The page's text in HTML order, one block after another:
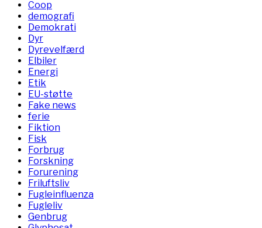
Coop
demografi
Demokrati
Dyr
Dyrevelfærd
Elbiler
Energi
Etik
EU-støtte
Fake news
ferie
Fiktion
Fisk
Forbrug
Forskning
Forurening
Friluftsliv
Fugleinfluenza
Fugleliv
Genbrug